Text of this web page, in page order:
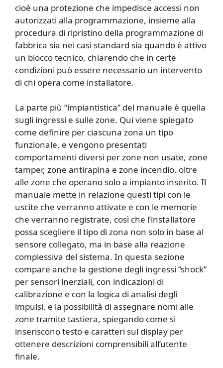
cioè una protezione che impedisce accessi non
autorizzati alla programmazione, insieme alla
procedura di ripristino della programmazione di
fabbrica sia nei casi standard sia quando è attivo
un blocco tecnico, chiarendo che in certe
condizioni può essere necessario un intervento
di chi opera come installatore.
La parte più “impiantistica” del manuale è quella
sugli ingressi e sulle zone. Qui viene spiegato
come definire per ciascuna zona un tipo
funzionale, e vengono presentati
comportamenti diversi per zone non usate, zone
tamper, zone antirapina e zone incendio, oltre
alle zone che operano solo a impianto inserito. Il
manuale mette in relazione questi tipi con le
uscite che verranno attivate e con le memorie
che verranno registrate, così che l’installatore
possa scegliere il tipo di zona non solo in base al
sensore collegato, ma in base alla reazione
complessiva del sistema. In questa sezione
compare anche la gestione degli ingressi “shock”
per sensori inerziali, con indicazioni di
calibrazione e con la logica di analisi degli
impulsi, e la possibilità di assegnare nomi alle
zone tramite tastiera, spiegando come si
inseriscono testo e caratteri sul display per
ottenere descrizioni comprensibili all’utente
finale.